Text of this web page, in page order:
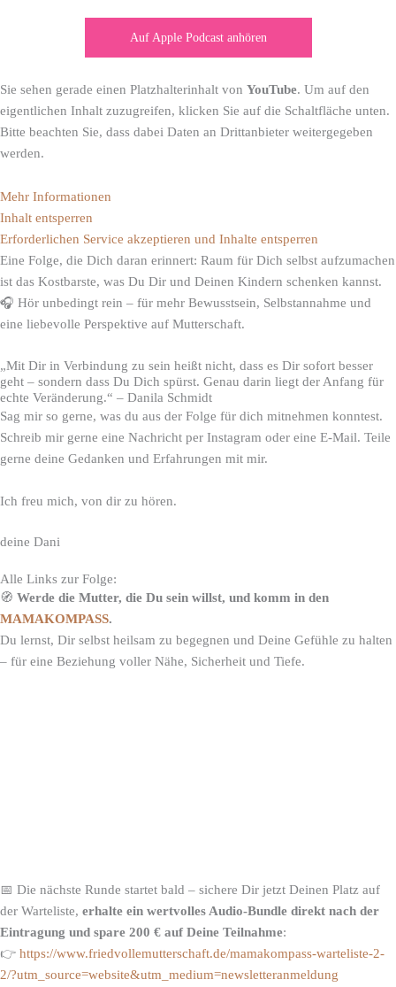
Auf Apple Podcast anhören
Sie sehen gerade einen Platzhalterinhalt von YouTube. Um auf den
eigentlichen Inhalt zuzugreifen, klicken Sie auf die Schaltfläche unten.
Bitte beachten Sie, dass dabei Daten an Drittanbieter weitergegeben
werden.
Mehr Informationen
Inhalt entsperren
Erforderlichen Service akzeptieren und Inhalte entsperren
Eine Folge, die Dich daran erinnert: Raum für Dich selbst aufzumachen
ist das Kostbarste, was Du Dir und Deinen Kindern schenken kannst.
🎧 Hör unbedingt rein – für mehr Bewusstsein, Selbstannahme und
eine liebevolle Perspektive auf Mutterschaft.
„Mit Dir in Verbindung zu sein heißt nicht, dass es Dir sofort besser
geht – sondern dass Du Dich spürst. Genau darin liegt der Anfang für
echte Veränderung.“ – Danila Schmidt
Sag mir so gerne, was du aus der Folge für dich mitnehmen konntest.
Schreib mir gerne eine Nachricht per Instagram oder eine E-Mail. Teile
gerne deine Gedanken und Erfahrungen mit mir.
Ich freu mich, von dir zu hören.
deine Dani
Alle Links zur Folge:
🧭 Werde die Mutter, die Du sein willst, und komm in den
MAMAKOMPASS.
Du lernst, Dir selbst heilsam zu begegnen und Deine Gefühle zu halten
– für eine Beziehung voller Nähe, Sicherheit und Tiefe.
📅 Die nächste Runde startet bald – sichere Dir jetzt Deinen Platz auf
der Warteliste, erhalte ein wertvolles Audio-Bundle direkt nach der
Eintragung und spare 200 € auf Deine Teilnahme:
👉 https://www.friedvollemutterschaft.de/mamakompass-warteliste-2-
2/?utm_source=website&utm_medium=newsletteranmeldung